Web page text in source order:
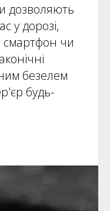
дозволяють
у дорозі,
смартфон чи
безелем
будь-